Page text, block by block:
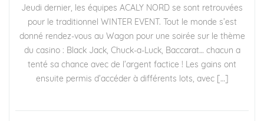
Jeudi dernier, les équipes ACALY NORD se sont retrouvées
pour le traditionnel WINTER EVENT. Tout le monde s’est
donné rendez-vous au Wagon pour une soirée sur le thème
du casino : Black Jack, Chuck-a-Luck, Baccarat… chacun a
tenté sa chance avec de l’argent factice ! Les gains ont
ensuite permis d’accéder à différents lots, avec […]